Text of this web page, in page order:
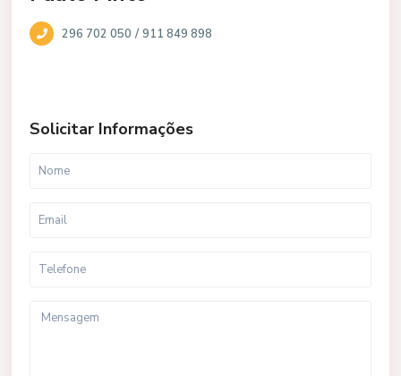
296 702 050 /911 849 898
Solicitar Informações